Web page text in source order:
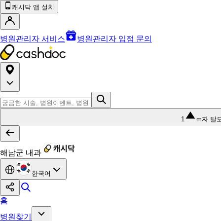
캐시닥 앱 설치
병원관리자 서비스 병원관리자 입점 문의
1 m자 탈
해남군 내과
한국어
홈
병원찾기